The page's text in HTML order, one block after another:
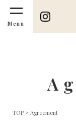
Menu
TOP > Agreement